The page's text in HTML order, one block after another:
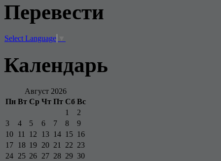
Перевести
Select Language
Календарь
Август 2026
Пн Вт Ср Чт Пт Сб Вс
1
2
3
4 5 6 7 8
9
10 11 12 13 14 15 16
17 18 19 20 21 22 23
24 25 26 27 28 29 30